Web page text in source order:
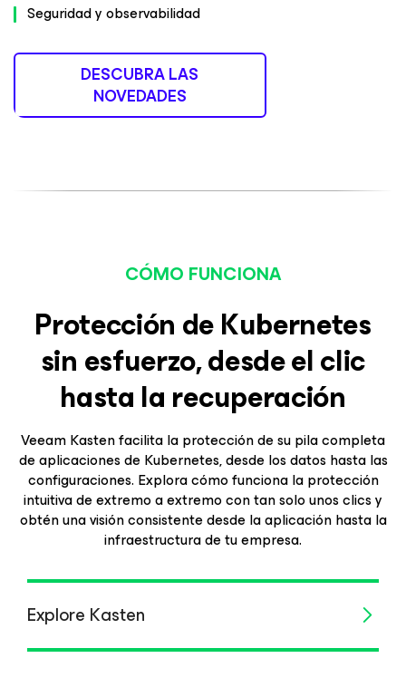
Seguridad y observabilidad
DESCUBRA LAS
NOVEDADES
CÓMO FUNCIONA
Protección de Kubernetes
sin esfuerzo, desde el clic
hasta la recuperación
Veeam Kasten facilita la protección de su pila completa
de aplicaciones de Kubernetes, desde los datos hasta las
configuraciones. Explora cómo funciona la protección
intuitiva de extremo a extremo con tan solo unos clics y
obtén una visión consistente desde la aplicación hasta la
infraestructura de tu empresa.
Explore Kasten